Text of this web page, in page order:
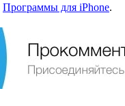
Программы для iPhone.